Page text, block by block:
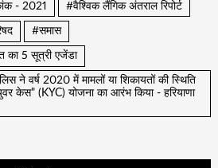
- 2021 #वैश्विक लैंगिक अंतराल रिपोर्ट
#समास
का 5 सूत्री एजेंडा
ने वर्ष 2020 में मामलों या शिकायतों की स्थिति
केस" (KYC) योजना का आरंभ किया - हरियाणा